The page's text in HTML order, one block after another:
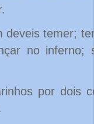
temer;
no inferno;
por dois